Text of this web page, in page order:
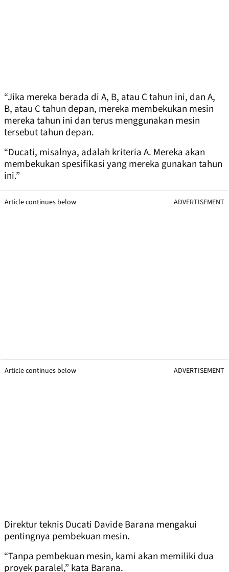
“Jika mereka berada di A, B, atau C tahun ini, dan A,
B, atau C tahun depan, mereka membekukan mesin
mereka tahun ini dan terus menggunakan mesin
tersebut tahun depan.
“Ducati, misalnya, adalah kriteria A. Mereka akan
membekukan spesifikasi yang mereka gunakan tahun
ini.”
Article continues below ADVERTISEMENT
Article continues below ADVERTISEMENT
Direktur teknis Ducati Davide Barana mengakui
pentingnya pembekuan mesin.
“Tanpa pembekuan mesin, kami akan memiliki dua
proyek paralel,” kata Barana.